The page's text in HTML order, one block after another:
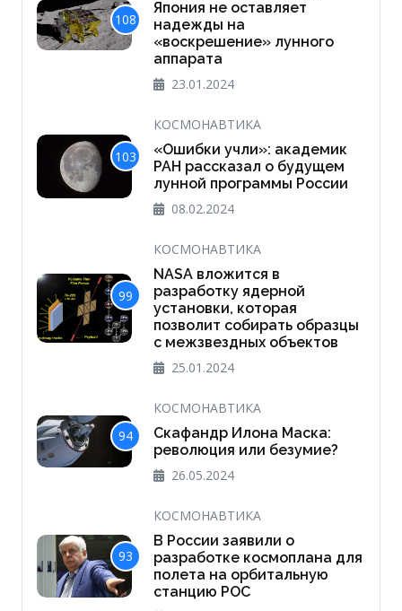
108
Япония не оставляет
надежды на
«воскрешение» лунного
аппарата
23.01.2024
103
КОСМОНАВТИКА
«Ошибки учли»: академик
РАН рассказал о будущем
лунной программы России
08.02.2024
99
КОСМОНАВТИКА
NASA вложится в
разработку ядерной
установки, которая
позволит собирать образцы
с межзвездных объектов
25.01.2024
94
КОСМОНАВТИКА
Скафандр Илона Маска:
революция или безумие?
26.05.2024
93
КОСМОНАВТИКА
В России заявили о
разработке космоплана для
полета на орбитальную
станцию РОС